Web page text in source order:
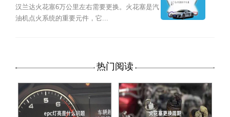
汉兰达火花塞6万公里左右需要更换。火花塞是汽
油机点火系统的重要元件，它...
热门阅读